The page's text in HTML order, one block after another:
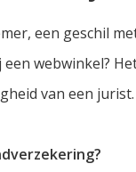
een geschil
webwinkel?
van een